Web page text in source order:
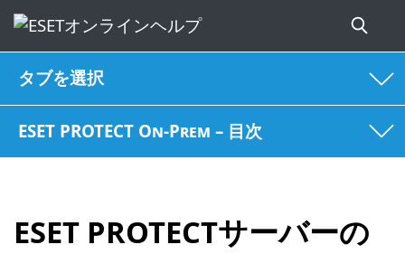
タブを選択
ESET PROTECT On-Prem – 目次
ESET PROTECTサーバーの